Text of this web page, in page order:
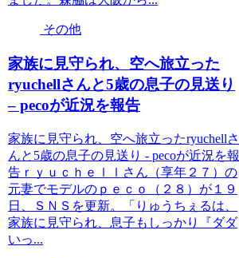
その他
家族に見守られ、空へ旅立った
ryuchellさんと5歳の息子の見送り
– pecoが近況を報告
家族に見守られ、空へ旅立ったryuchellさ
んと5歳の息子の見送り - pecoが近況を報
告ｒｙｕｃｈｅｌｌさん（享年２７）の
元妻でモデルのｐｅｃｏ（２８）が１９
日、ＳＮＳを更新。「りゅうちぇるは、
家族に見守られ、息子もしっかり『ダダ
いっ...